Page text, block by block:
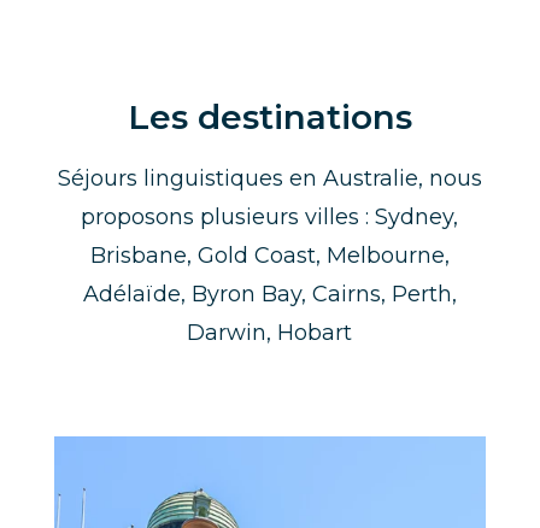
Les destinations
Séjours linguistiques en Australie, nous
proposons plusieurs villes : Sydney,
Brisbane, Gold Coast, Melbourne,
Adélaïde, Byron Bay, Cairns, Perth,
Darwin, Hobart